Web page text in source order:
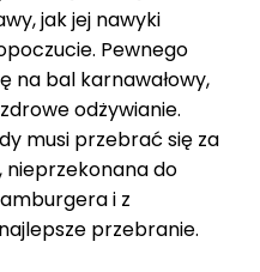
jak jej nawyki
Pewnego
na bal karnawałowy,
odżywianie.
musi przebrać się za
nieprzekonana do
i z
przebranie.